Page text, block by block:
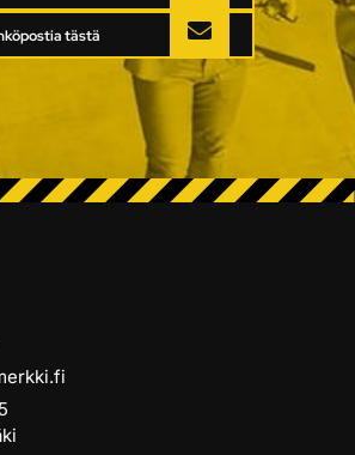
tästä